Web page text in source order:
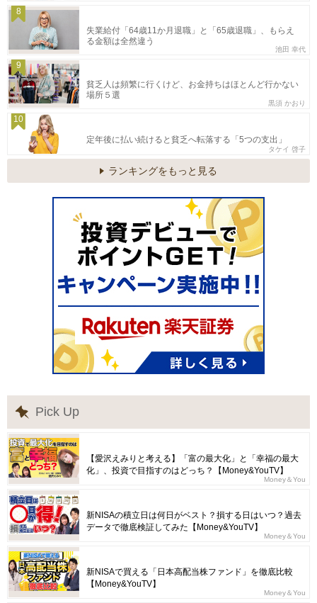
8
失業給付「64歳11か月退職」と「65歳退職」、もらえ
る金額は全然違う
池田 幸代
9
貧乏人は頻繁に行くけど、お金持ちはほとんど行かない
場所５選
黒須 かおり
10
定年後に払い続けると貧乏へ転落する「5つの支出」
タケイ 啓子
ランキングをもっと見る
Pick Up
【愛沢えみりと考える】「富の最大化」と「幸福の最大
化」、投資で目指すのはどっち？【Money&YouTV】
Money＆You
新NISAの積立日は何日がベスト？損する日はいつ？過去
データで徹底検証してみた【Money&YouTV】
Money＆You
新NISAで買える「日本高配当株ファンド」を徹底比較
【Money&YouTV】
Money＆You